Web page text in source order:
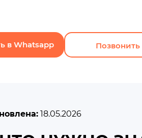
в Whatsapp Позвонить
18.05.2026